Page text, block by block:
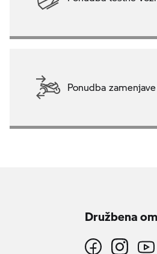
Ponudba
Družbena